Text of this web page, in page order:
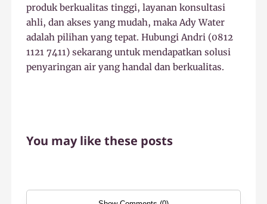
produk berkualitas tinggi, layanan konsultasi
ahli, dan akses yang mudah, maka Ady Water
adalah pilihan yang tepat. Hubungi Andri (0812
1121 7411) sekarang untuk mendapatkan solusi
penyaringan air yang handal dan berkualitas.
You may like these posts